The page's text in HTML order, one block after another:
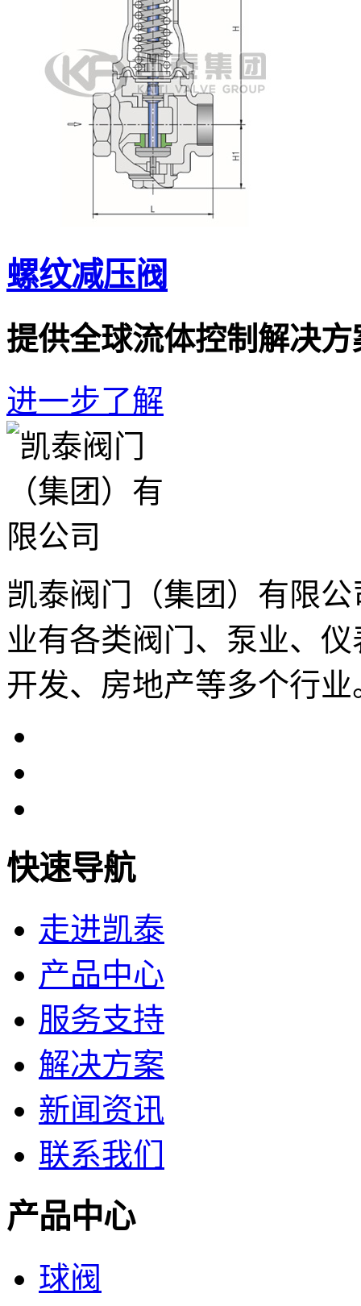
螺纹减压阀
提供全球流体控制解决方
进一步了解
凯泰阀门（集团）有限
业有各类阀门、泵业、
开发、房地产等多个行业
快速导航
走进凯泰
产品中心
服务支持
解决方案
新闻资讯
联系我们
产品中心
球阀